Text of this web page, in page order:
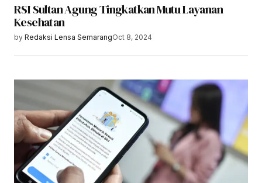
RSI Sultan Agung Tingkatkan Mutu Layanan
Kesehatan
by Redaksi Lensa SemarangOct 8, 2024